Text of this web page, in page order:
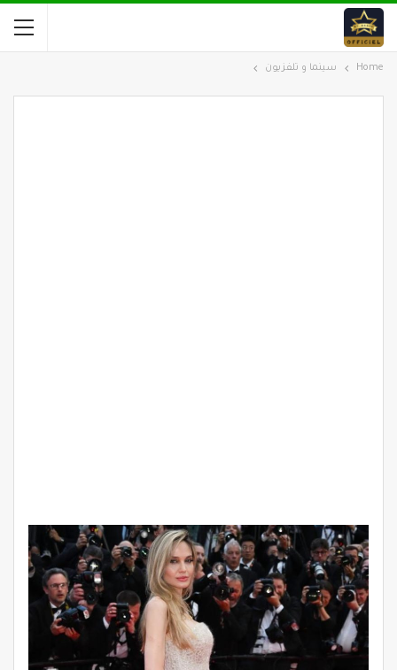
Home سينما و تلفزيون